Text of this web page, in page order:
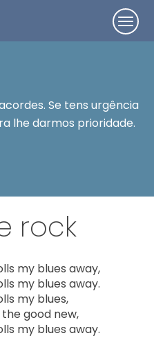
Se tens urgência
lhe darmos prioridade.
rock
my blues away,
my blues away.
my blues,
good new,
my blues away.